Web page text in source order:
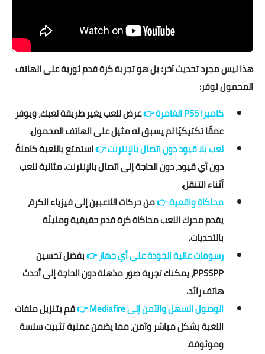
هذا ليس مجرد تحديث آخر؛ بل هو تجربة كرة قدم ثورية على الهاتف
المحمول توفر:
كاميرا PS5 الغامرة
👉عرض للعب يغير طريقة لعبك، ويوفر
عمقًا تكتيكيًا لم يسبق له مثيل على الهاتف المحمول.
لعب بلا قيود دون اتصال بالإنترنت👉استمتع باللعبة كاملةً
دون أي قيود، دون الحاجة إلى اتصال بالإنترنت. مثالية للعب
أثناء التنقل.
محاكاة واقعية👉من حركات اللاعبين إلى فيزياء الكرة،
يقدم محرك اللعب محاكاة كرة قدم حقيقية ومليئة
بالتحديات.
رسومات عالية الجودة على أي جهاز👉بفضل تحسين
PPSSPP، يمكنك تجربة صور مذهلة دون الحاجة إلى أحدث
هاتف رائد.
الوصول السهل والآمن إلى Mediafire
👉قم بتنزيل ملفات
اللعبة بشكل مباشر وآمن، مما يضمن عملية تثبيت سلسة
وموثوقة.